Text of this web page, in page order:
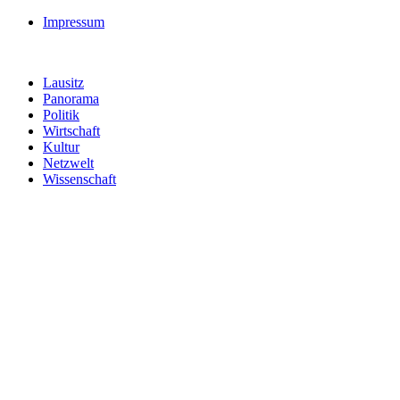
Impressum
Lausitz
Panorama
Politik
Wirtschaft
Kultur
Netzwelt
Wissenschaft